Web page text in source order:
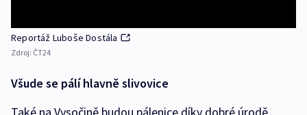
Reportáž Luboše Dostála
Zdroj: ČT24
Všude se pálí hlavně slivovice
Také na Vysočině budou pálenice díky dobré úrodě